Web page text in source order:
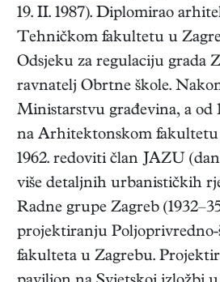
19. II. 1987). Diplomirao
Tehničkom fakultetu u
Odsjeku za regulaciju grada
ravnatelj Obrtne škole.
Ministarstvu građevina, a od
na Arhitektonskom fakultetu
1962. redoviti član JAZU
više detaljnih urbanističkih
Radne grupe Zagreb
projektiranju Poljoprivredno-
fakulteta u Zagrebu.